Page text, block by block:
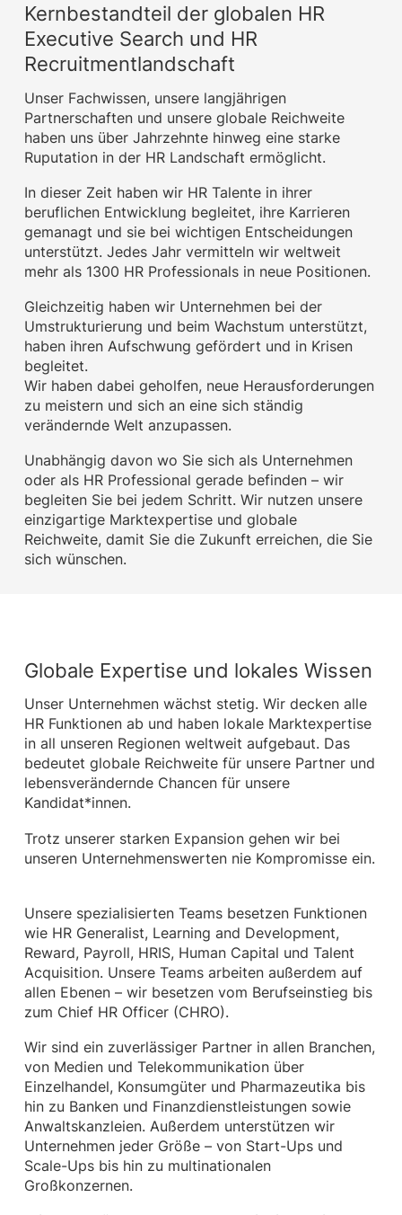
Kernbestandteil der globalen HR
Executive Search und HR
Recruitmentlandschaft
Unser Fachwissen, unsere langjährigen
Partnerschaften und unsere globale Reichweite
haben uns über Jahrzehnte hinweg eine starke
Ruputation in der HR Landschaft ermöglicht.
In dieser Zeit haben wir HR Talente in ihrer
beruflichen Entwicklung begleitet, ihre Karrieren
gemanagt und sie bei wichtigen Entscheidungen
unterstützt. Jedes Jahr vermitteln wir weltweit
mehr als 1300 HR Professionals in neue Positionen.
Gleichzeitig haben wir Unternehmen bei der
Umstrukturierung und beim Wachstum unterstützt,
haben ihren Aufschwung gefördert und in Krisen
begleitet.
Wir haben dabei geholfen, neue Herausforderungen
zu meistern und sich an eine sich ständig
verändernde Welt anzupassen.
Unabhängig davon wo Sie sich als Unternehmen
oder als HR Professional gerade befinden – wir
begleiten Sie bei jedem Schritt. Wir nutzen unsere
einzigartige Marktexpertise und globale
Reichweite, damit Sie die Zukunft erreichen, die Sie
sich wünschen.
Globale Expertise und lokales Wissen
Unser Unternehmen wächst stetig. Wir decken alle
HR Funktionen ab und haben lokale Marktexpertise
in all unseren Regionen weltweit aufgebaut. Das
bedeutet globale Reichweite für unsere Partner und
lebensverändernde Chancen für unsere
Kandidat*innen.
Trotz unserer starken Expansion gehen wir bei
unseren Unternehmenswerten nie Kompromisse ein.
Unsere spezialisierten Teams besetzen Funktionen
wie HR Generalist, Learning and Development,
Reward, Payroll, HRIS, Human Capital und Talent
Acquisition. Unsere Teams arbeiten außerdem auf
allen Ebenen – wir besetzen vom Berufseinstieg bis
zum Chief HR Officer (CHRO).
Wir sind ein zuverlässiger Partner in allen Branchen,
von Medien und Telekommunikation über
Einzelhandel, Konsumgüter und Pharmazeutika bis
hin zu Banken und Finanzdienstleistungen sowie
Anwaltskanzleien. Außerdem unterstützen wir
Unternehmen jeder Größe – von Start-Ups und
Scale-Ups bis hin zu multinationalen
Großkonzernen.